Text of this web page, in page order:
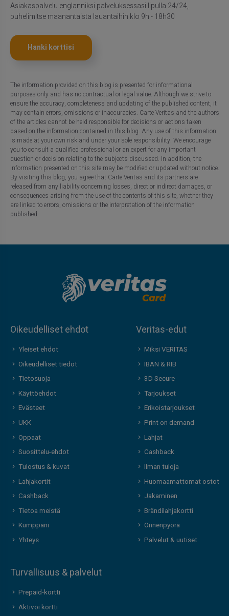
Asiakaspalvelu englanniksi palveluksessasi lipulla 24/24,
puhelimitse maanantaista lauantaihin klo 9h - 18h30
Hanki korttisi
The information provided on this blog is presented for informational
purposes only and has no contractual or legal value. Although we strive to
ensure the accuracy, completeness and updating of the published content, it
may contain errors, omissions or inaccuracies. Carte Veritas and the authors
of the articles cannot be held responsible for decisions or actions taken
based on the information contained in this blog. Any use of this information
is made at your own risk and under your sole responsibility. We encourage
you to consult a qualified professional or an expert for any important
question or decision relating to the subjects discussed. In addition, the
information presented on this site may be modified or updated without notice.
By visiting this blog, you agree that Carte Veritas and its partners are
released from any liability concerning losses, direct or indirect damages, or
consequences arising from the use of the contents of this site, whether they
are linked to errors, omissions or the interpretation of the information
published.
Oikeudelliset ehdot
Yleiset ehdot
Oikeudelliset tiedot
Tietosuoja
Käyttöehdot
Evästeet
UKK
Oppaat
Suosittelu-ehdot
Tulostus & kuvat
Lahjakortit
Cashback
Tietoa meistä
Kumppani
Yhteys
Veritas-edut
Miksi VERITAS
IBAN & RIB
3D Secure
Tarjoukset
Erikoistarjoukset
Print on demand
Lahjat
Cashback
Ilman tuloja
Huomaamattomat ostot
Jakaminen
Brändilahjakortti
Onnenpyörä
Palvelut & uutiset
Turvallisuus & palvelut
Prepaid-kortti
Aktivoi kortti